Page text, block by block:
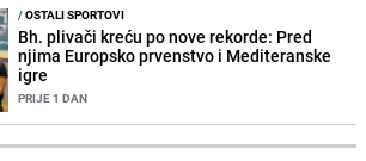
/OSTALI SPORTOVI
Bh. plivači kreću po nove rekorde: Pred
njima Europsko prvenstvo i Mediteranske
igre
PRIJE 1 DAN